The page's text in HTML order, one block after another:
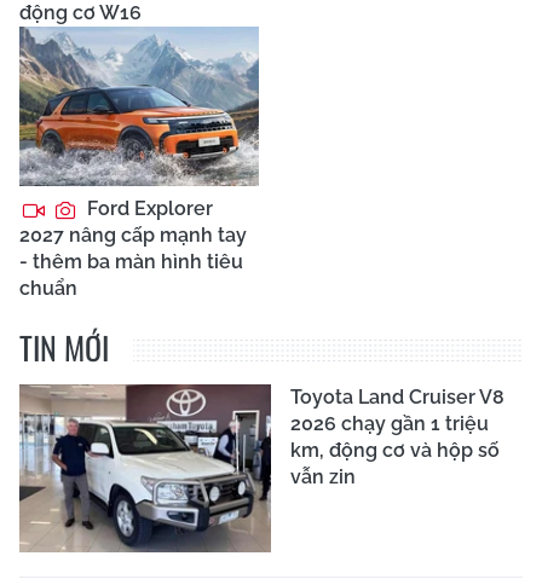
động cơ W16
Ford Explorer
2027 nâng cấp mạnh tay
- thêm ba màn hình tiêu
chuẩn
TIN MỚI
Toyota Land Cruiser V8
2026 chạy gần 1 triệu
km, động cơ và hộp số
vẫn zin